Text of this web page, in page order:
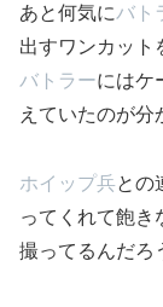
あと何気にバト
出すワンカット
バトラーにはケ
えていたのが分
ホイップ兵との
ってくれて飽き
撮ってるんだろ